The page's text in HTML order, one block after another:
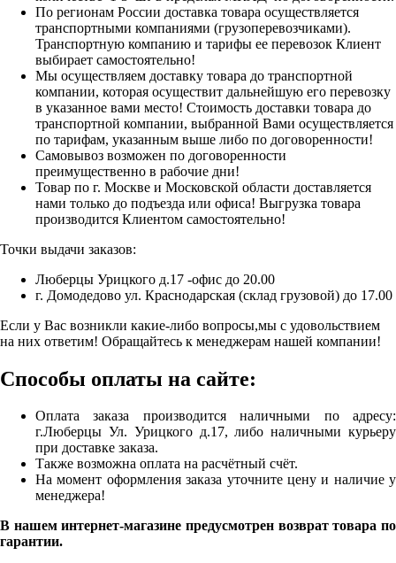
По регионам России доставка товара осуществляется
транспортными компаниями (грузоперевозчиками).
Транспортную компанию и тарифы ее перевозок Клиент
выбирает самостоятельно!
Мы осуществляем доставку товара до транспортной
компании, которая осуществит дальнейшую его перевозку
в указанное вами место! Стоимость доставки товара до
транспортной компании, выбранной Вами осуществляется
по тарифам, указанным выше либо по договоренности!
Самовывоз возможен по договоренности
преимущественно в рабочие дни!
Товар по г. Москве и Московской области доставляется
нами только до подъезда или офиса! Выгрузка товара
производится Клиентом самостоятельно!
Точки выдачи заказов:
Люберцы Урицкого д.17 -офис до 20.00
г. Домодедово ул. Краснодарская (склад грузовой) до 17.00
Если у Вас возникли какие-либо вопросы,мы с удовольствием
на них ответим! Обращайтесь к менеджерам нашей компании!
Способы оплаты на сайте:
Оплата заказа производится наличными по адресу:
г.Люберцы Ул. Урицкого д.17, либо наличными курьеру
при доставке заказа.
Также возможна оплата на расчётный счёт.
На момент оформления заказа уточните цену и наличие у
менеджера!
В нашем интернет-магазине предусмотрен возврат товара по
гарантии.